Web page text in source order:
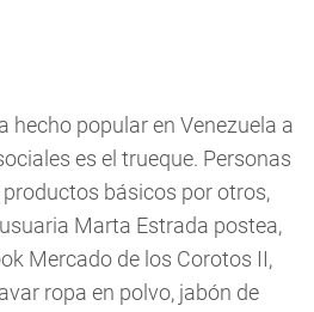
hecho popular en Venezuela a
es el trueque. Personas
básicos por otros,
Marta Estrada postea,
Mercado de los Corotos II,
ropa en polvo, jabón de